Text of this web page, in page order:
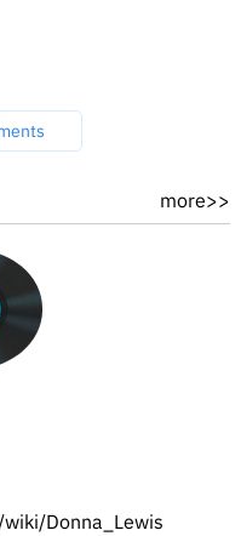
more>>
Donna_Lewis